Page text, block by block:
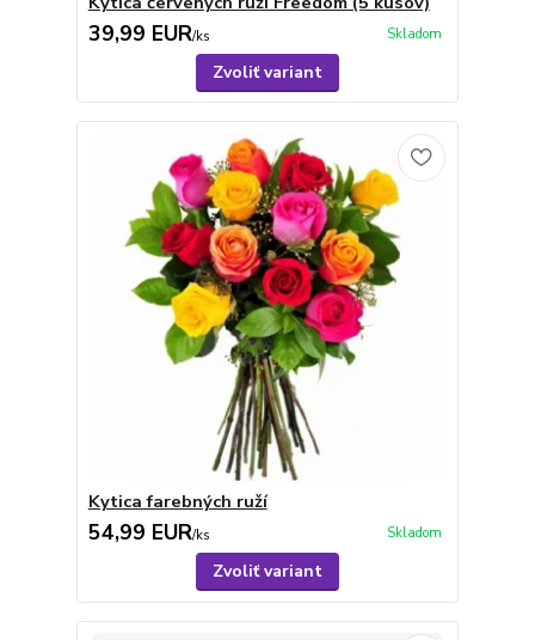
39,99 EUR/ks Skladom
Zvoliť variant
Kytica farebných ruží
54,99 EUR/ks Skladom
Zvoliť variant